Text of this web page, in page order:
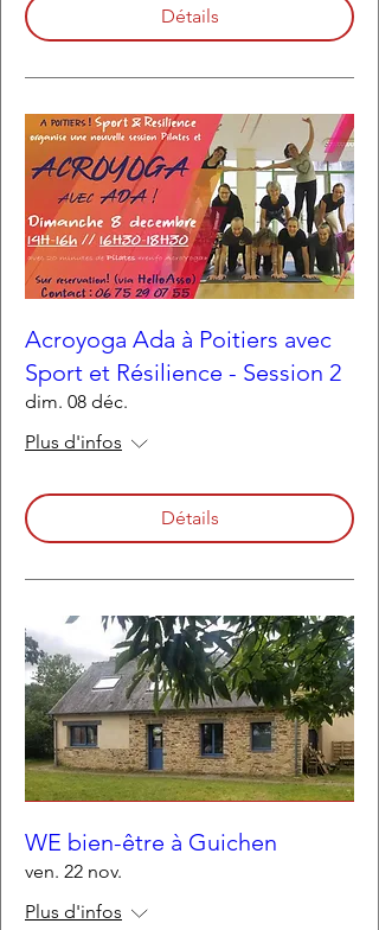
Détails
Acroyoga Ada à Poitiers avec
Sport et Résilience - Session 2
dim. 08 déc.
Plus d'infos
Détails
WE bien-être à Guichen
ven. 22 nov.
Plus d'infos